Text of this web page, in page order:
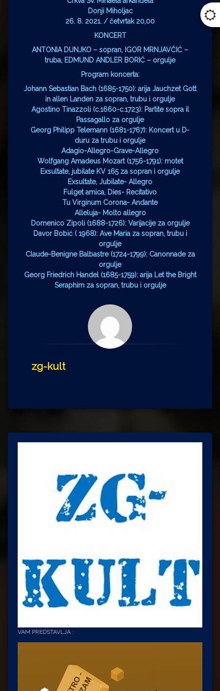
Donji Miholjac
26. 8. 2021. / četvrtak 20,00
KONCERT
ANTONIA DUNJKO – sopran, IGOR MRNJAVČIĆ –
truba, EDMUND ANDLER BORIĆ – orgulje
Program koncerta:
Johann Sebastian Bach (1685-1750): arija Jauchzet Gott
in allen Landen za sopran, trubu i orgulje
Agostino Tinazzoli (c.1660-c.1723): Partite sopra il
Passagallo za orgulje
Georg Philipp Telemann (1681-1767): Koncert u D-
duru za trubu i orgulje
Adagio-Allegro-Grave-Allegro
Wolfgang Amadeus Mozart (1756-1791): motet
Exsultate, jubilate KV 165 za sopran i orgulje
Exsultate, Jubilate- Allegro
Fulget amica, Dies- Recitativo
Tu Virginum Corona- Andante
Alleluja- Molto allegro
Domenico Zipoli (1688-1726): Varijacije za orgulje
Davor Bobić ( 1968): Ave Maria za sopran, trubu i
orgulje
Claude-Benigne Balbastre (1724-1799): Canonnade za
orgulje
Georg Friedrich Handel (1685-1759): arija Let the Bright
Seraphim za sopran, trubu i orgulje
zg-kult
VAM PREDSTAVLJA :